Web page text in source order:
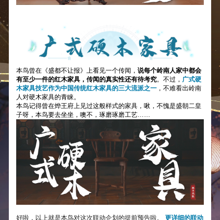
本鸟曾在《盛都不让报》上看见一个传闻， 说每个岭南人家中都会
有至少一件的红木家具，传闻的真实性还有待考究。不过， 广式硬
木家具技艺作为中国传统红木家具的三大流派之一，不难看出岭南
人对硬木家具的青睐。
本鸟记得曾在烨王府上见过这般样式的家具，啾，不愧是盛朝二皇
子呀，本鸟要去坐坐，噢不，琢磨琢磨工艺……
好啦，以上就是本鸟对这次联动企划的提前预告啦。 更详细的联动